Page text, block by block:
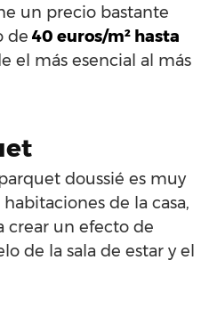
un precio bastante
de 40 euros/m² hasta
el más esencial al más
doussié es muy
de la casa,
crear un efecto de
de la sala de estar y el